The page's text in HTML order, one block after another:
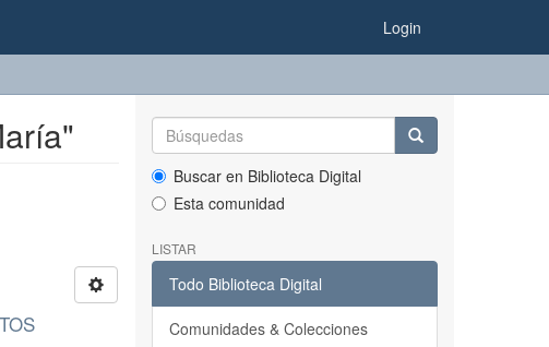
Login
Buscar en Biblioteca Digital
Esta comunidad
LISTAR
Todo Biblioteca Digital
Comunidades & Colecciones